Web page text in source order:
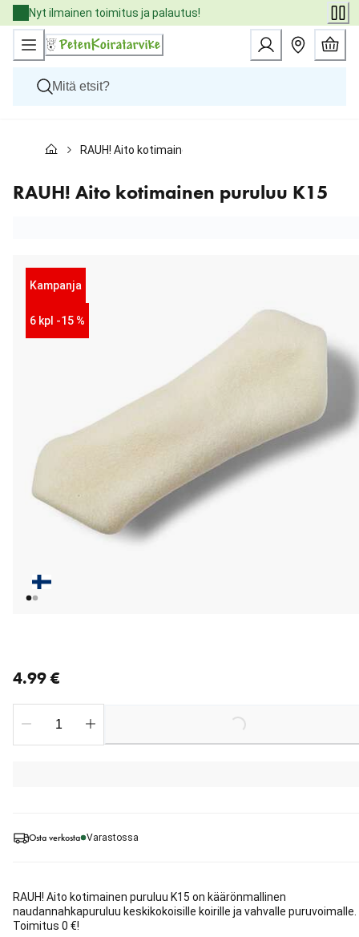
Skip
to
Content
Nyt ilmainen toimitus ja palautus!
Kissat
Eläinlääkäriruoat
Tuotemerkit
RAUH! Aito kotimainen puruluu K15
RAUH! Aito kotimainen puruluu K15
Kampanja
6 kpl -15 %
Osta verkosta Varastossa
RAUH! Aito kotimainen puruluu K15 on käärönmallinen
naudannahkapuruluu keskikokoisille koirille ja vahvalle puruvoimalle.
Toimitus 0 €!
4.99 €
Loading...